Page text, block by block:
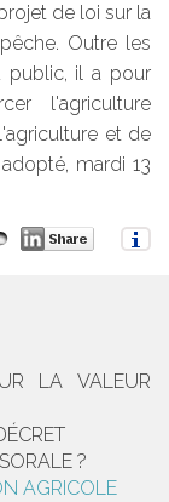
de loi sur la
Outre les
public, il a pour
l'agriculture
et de
mardi 13
LA VALEUR
?
AGRICOLE